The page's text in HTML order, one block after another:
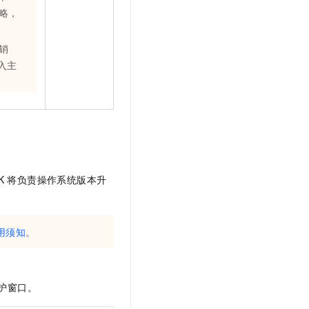
，
主
将负责操作系统版本升
须知。
口。